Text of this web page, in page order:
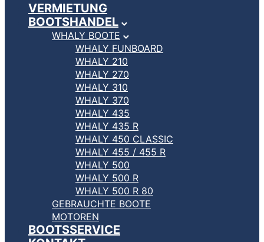
VERMIETUNG
BOOTSHANDEL
WHALY BOOTE
WHALY FUNBOARD
WHALY 210
WHALY 270
WHALY 310
WHALY 370
WHALY 435
WHALY 435 R
WHALY 450 CLASSIC
WHALY 455 / 455 R
WHALY 500
WHALY 500 R
WHALY 500 R 80
GEBRAUCHTE BOOTE
MOTOREN
BOOTSSERVICE